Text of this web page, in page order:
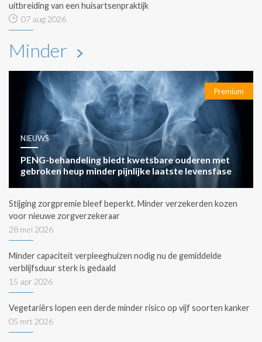
uitbreiding van een huisartsenpraktijk
07 aug 2026
Minder
Premium
NIEUWS
PENG-behandeling biedt kwetsbare ouderen met
gebroken heup minder pijnlijke laatste levensfase
Stijging zorgpremie bleef beperkt. Minder verzekerden kozen
voor nieuwe zorgverzekeraar
28 mei 2026
Minder capaciteit verpleeghuizen nodig nu de gemiddelde
verblijfsduur sterk is gedaald
15 apr 2026
Vegetariërs lopen een derde minder risico op vijf soorten kanker
05 mrt 2026